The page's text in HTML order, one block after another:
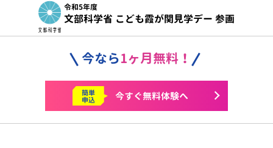
令和5年度
文部科学省 こども霞が関見学デー 参画
今なら1ヶ月無料！
簡単
申込 今すぐ無料体験へ